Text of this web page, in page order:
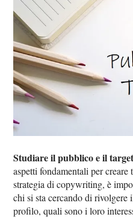
Studiare il pubblico e il
aspetti fondamentali per
strategia di copywriting, è
chi si sta cercando di rivolgere
profilo, quali sono i loro